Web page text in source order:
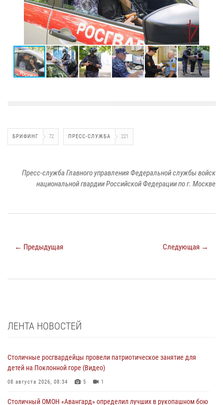
БРИФИНГ 72 ПРЕСС-СЛУЖБА 221
Пресс-служба Главного управления Федеральной службы войск
национальной гвардии Российской Федерации по г. Москве
← Предыдущая Следующая →
ЛЕНТА НОВОСТЕЙ
Столичные росгвардейцы провели патриотическое занятие для
детей на Поклонной горе (Видео)
08 августа 2026, 08:34 5 1
Столичный ОМОН «Авангард» определил лучших в рукопашном бою